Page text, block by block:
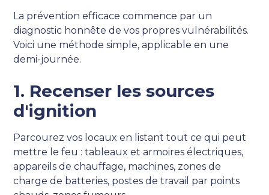
La prévention efficace commence par un
diagnostic honnête de vos propres vulnérabilités.
Voici une méthode simple, applicable en une
demi-journée.
1. Recenser les sources
d'ignition
Parcourez vos locaux en listant tout ce qui peut
mettre le feu : tableaux et armoires électriques,
appareils de chauffage, machines, zones de
charge de batteries, postes de travail par points